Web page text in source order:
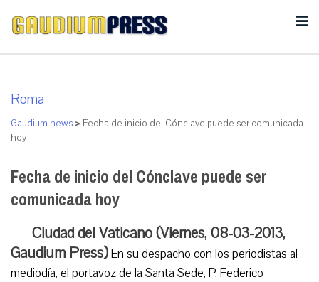
Roma
Gaudium news > Fecha de inicio del Cónclave puede ser comunicada
hoy
Fecha de inicio del Cónclave puede ser
comunicada hoy
Ciudad del Vaticano (Viernes, 08-03-2013,
Gaudium Press)En su despacho con los periodistas al
mediodía, el portavoz de la Santa Sede, P. Federico